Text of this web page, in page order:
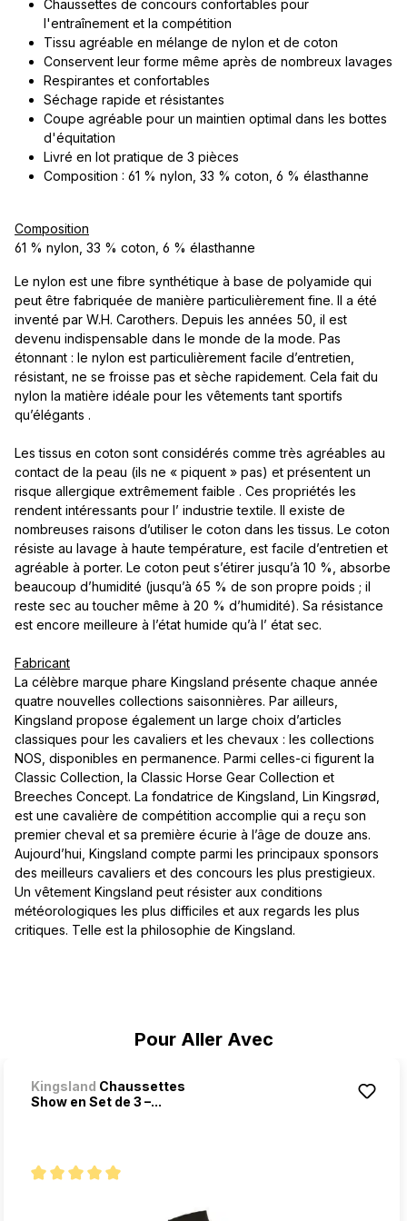
Pour Aller Avec
Kingsland Chaussettes
Show en Set de 3 –...
Chaussettes de concours confortables pour
l'entraînement et la compétition
Tissu agréable en mélange de nylon et de coton
Conservent leur forme même après de nombreux lavages
Respirantes et confortables
Séchage rapide et résistantes
Coupe agréable pour un maintien optimal dans les bottes
d'équitation
Livré en lot pratique de 3 pièces
Composition : 61 % nylon, 33 % coton, 6 % élasthanne
Composition
61 % nylon, 33 % coton, 6 % élasthanne
Le nylon est une fibre synthétique à base de polyamide qui
peut être fabriquée de manière particulièrement fine. Il a été
inventé par W.H. Carothers. Depuis les années 50, il est
devenu indispensable dans le monde de la mode. Pas
étonnant : le nylon est particulièrement facile d’entretien,
résistant, ne se froisse pas et sèche rapidement. Cela fait du
nylon la matière idéale pour les vêtements tant sportifs
qu’élégants .
Les tissus en coton sont considérés comme très agréables au
contact de la peau (ils ne « piquent » pas) et présentent un
risque allergique extrêmement faible . Ces propriétés les
rendent intéressants pour l’ industrie textile. Il existe de
nombreuses raisons d’utiliser le coton dans les tissus. Le coton
résiste au lavage à haute température, est facile d’entretien et
agréable à porter. Le coton peut s’étirer jusqu’à 10 %, absorbe
beaucoup d’humidité (jusqu’à 65 % de son propre poids ; il
reste sec au toucher même à 20 % d’humidité). Sa résistance
est encore meilleure à l’état humide qu’à l’ état sec.
Fabricant
La célèbre marque phare Kingsland présente chaque année
quatre nouvelles collections saisonnières. Par ailleurs,
Kingsland propose également un large choix d’articles
classiques pour les cavaliers et les chevaux : les collections
NOS, disponibles en permanence. Parmi celles-ci figurent la
Classic Collection, la Classic Horse Gear Collection et
Breeches Concept. La fondatrice de Kingsland, Lin Kingsrød,
est une cavalière de compétition accomplie qui a reçu son
premier cheval et sa première écurie à l’âge de douze ans.
Aujourd’hui, Kingsland compte parmi les principaux sponsors
des meilleurs cavaliers et des concours les plus prestigieux.
Un vêtement Kingsland peut résister aux conditions
météorologiques les plus difficiles et aux regards les plus
critiques. Telle est la philosophie de Kingsland.